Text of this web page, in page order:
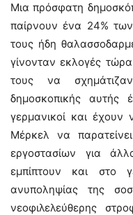
Μια πρόσφατη
παίρνουν ένα 24%
τους ήδη
γίνονταν εκλογές
τους να
δημοσκοπικής αυτής
γερμανικοί και
Μέρκελ να
εργοστασίων για
εμπίπτουν και στο
ανυποληψίας της
νεοφιλελεύθερης